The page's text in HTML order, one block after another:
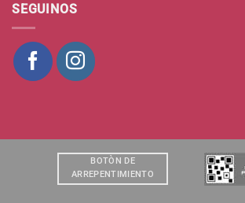
SEGUINOS
BOTÒN DE
ARREPENTIMIENTO